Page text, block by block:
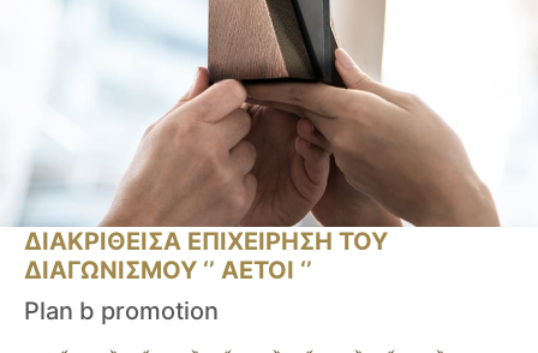
ΔΙΑΚΡΙΘΕΙΣΑ ΕΠΙΧΕΙΡΗΣΗ ΤΟΥ
ΔΙΑΓΩΝΙΣΜΟΥ ‘’ ΑΕΤΟΙ ‘’
Plan b promotion